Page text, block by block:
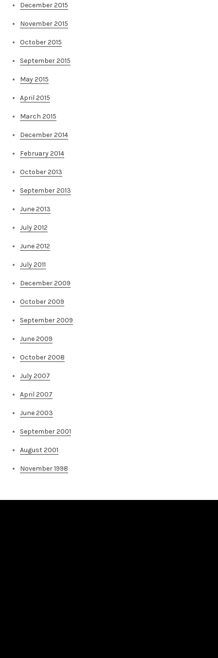
December 2015
November 2015
October 2015
September 2015
May 2015
April 2015
March 2015
December 2014
February 2014
October 2013
September 2013
June 2013
July 2012
June 2012
July 2011
December 2009
October 2009
September 2009
June 2009
October 2008
July 2007
April 2007
June 2003
September 2001
August 2001
November 1998